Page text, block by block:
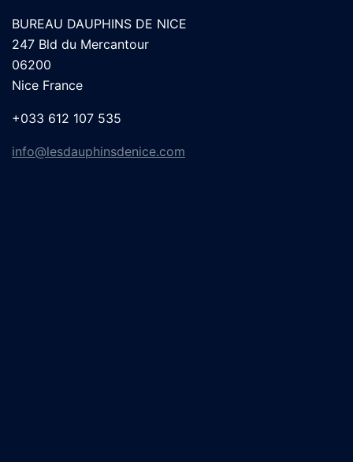
BUREAU DAUPHINS DE NICE
247 Bld du Mercantour
06200
Nice France
+033 612 107 535
info@lesdauphinsdenice.com